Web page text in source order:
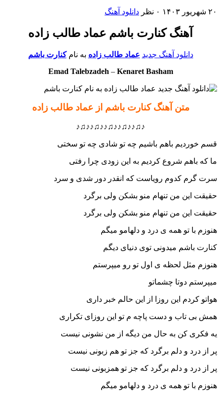
۲۰ شهریور ۱۴۰۳ ۰ نظر دانلود آهنگ
آهنگ کنارت باشم عماد طالب زاده
دانلود آهنگ جدید عماد طالب زاده به نامکنارت باشم
Emad Talebzadeh – Kenaret Basham
متن آهنگ کنارت باشم از عماد طالب زاده
♪♫♪♪♫♪♪♫♪♪♫♪♪♫♪
قسم خوردیم باهم باشیم چه تو شادی چه تو سختی
ما که باهم شروع کردیم به این زودی چرا رفتی
سرت گرم کدوم رویاست که انقدر دور شدی و سرد
حقیقت این من تنهام منو بشکن ولی برگرد
حقیقت این من تنهام منو بشکن ولی برگرد
هنوزم با تو همه ی درد و دلهامو میگم
کنارت باشم میدونی توی دنیای دیگم
هنوزم مثل لحظه ی اول تو رو میپرستم
میپرستم دوتا چشماتو
هواتو کردم این روزا از این حالم خبر داری
همش بی تاب و دست پاچه م تو این روزای تکراری
یه فکری کن به حال من دیگه از من نشونی نیست
پر از درد و دلم برگرد که جز تو هم زبونی نیست
پر از درد و دلم برگرد که جز تو همزبونی نیست
هنوزم با تو همه ی درد و دلهامو میگم